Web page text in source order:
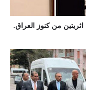
من كنوز العراق.